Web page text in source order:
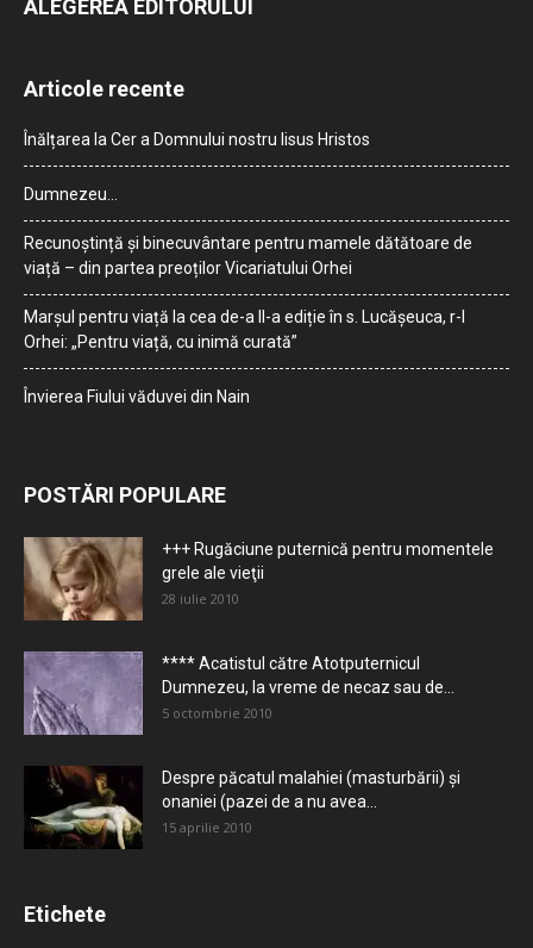
ALEGEREA EDITORULUI
Articole recente
Înălțarea la Cer a Domnului nostru Iisus Hristos
Dumnezeu…
Recunoștință și binecuvântare pentru mamele dătătoare de
viață – din partea preoților Vicariatului Orhei
Marșul pentru viață la cea de-a II-a ediție în s. Lucășeuca, r-l
Orhei: „Pentru viață, cu inimă curată”
Învierea Fiului văduvei din Nain
POSTĂRI POPULARE
+++ Rugăciune puternică pentru momentele
grele ale vieţii
28 iulie 2010
**** Acatistul către Atotputernicul
Dumnezeu, la vreme de necaz sau de...
5 octombrie 2010
Despre păcatul malahiei (masturbării) şi
onaniei (pazei de a nu avea...
15 aprilie 2010
Etichete